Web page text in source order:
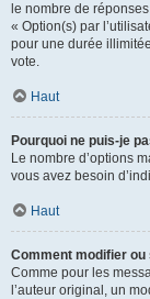
le nombre de
« Option(s) par
pour une durée
vote.
Haut
Pourquoi ne puis-je
Le nombre d’options
vous avez besoin
Haut
Comment modifier
Comme pour les
l’auteur original, un